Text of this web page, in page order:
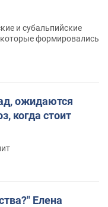
и субальпийские
формировались
ожидаются
когда стоит
Елена